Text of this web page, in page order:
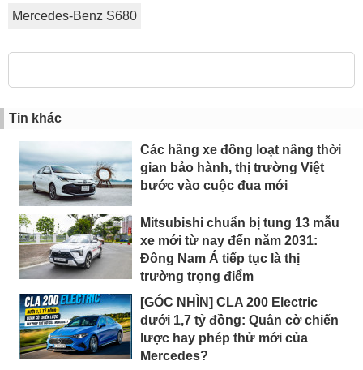
Mercedes-Benz S680
Tin khác
Các hãng xe đồng loạt nâng thời
gian bảo hành, thị trường Việt
bước vào cuộc đua mới
Mitsubishi chuẩn bị tung 13 mẫu
xe mới từ nay đến năm 2031:
Đông Nam Á tiếp tục là thị
trường trọng điểm
[GÓC NHÌN] CLA 200 Electric
dưới 1,7 tỷ đồng: Quân cờ chiến
lược hay phép thử mới của
Mercedes?